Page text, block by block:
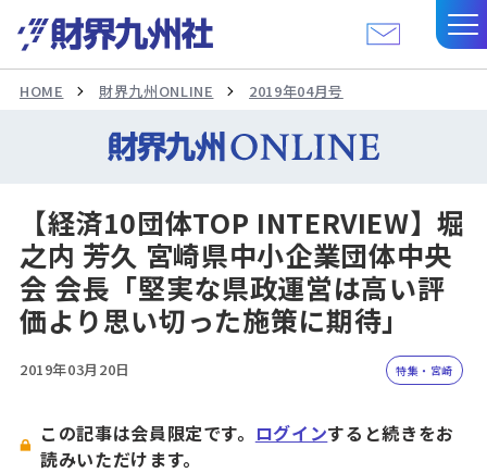
HOME 財界九州ONLINE 2019年04月号
【経済10団体TOP INTERVIEW】堀
之内 芳久 宮崎県中小企業団体中央
会 会長「堅実な県政運営は高い評
価より思い切った施策に期待」
2019年03月20日 特集・宮崎
この記事は会員限定です。 ログインすると続きをお
読みいただけます。